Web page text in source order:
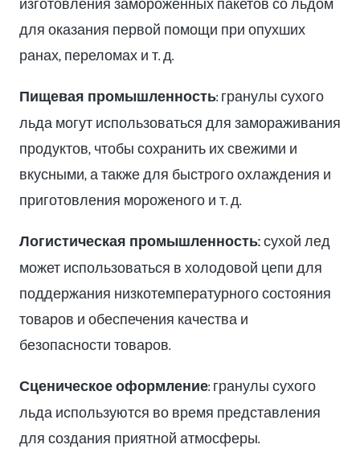
для оказания первой помощи при опухших
ранах, переломах и т. д.
Пищевая промышленность: гранулы сухого
льда могут использоваться для замораживания
продуктов, чтобы сохранить их свежими и
вкусными, а также для быстрого охлаждения и
приготовления мороженого и т. д.
Логистическая промышленность:сухой лед
может использоваться в холодовой цепи для
поддержания низкотемпературного состояния
товаров и обеспечения качества и
безопасности товаров.
Сценическое оформление: гранулы сухого
льда используются во время представления
для создания приятной атмосферы.